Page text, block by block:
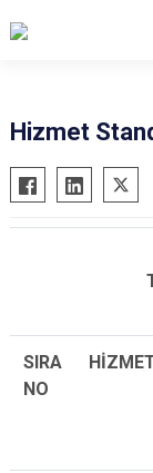
Abana
Ağlı
Cide
Hizmet
SIRA
NO